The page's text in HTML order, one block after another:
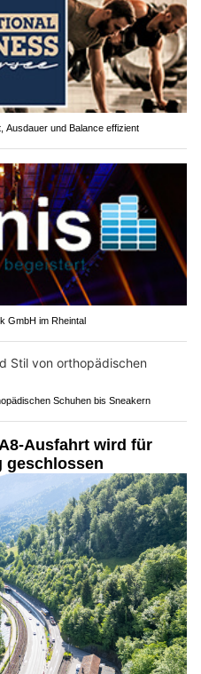
Ausdauer und Balance effizient
GmbH im Rheintal
Schuhen bis Sneakern
Ausfahrt wird für
geschlossen